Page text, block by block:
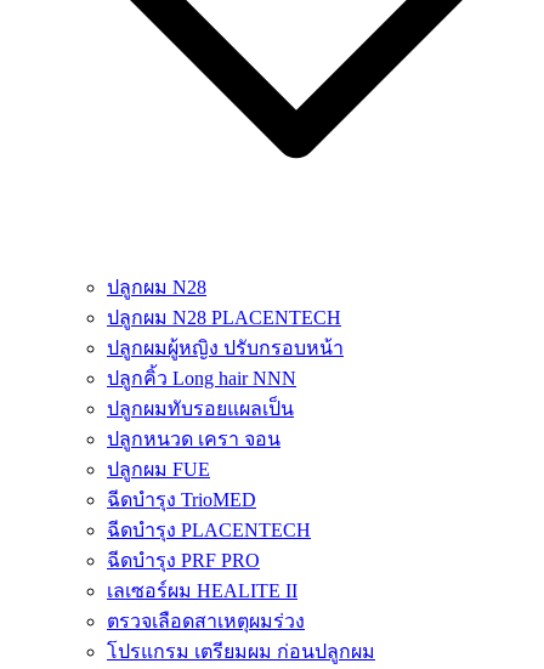
ปลูกผม N28
ปลูกผม N28 PLACENTECH
ปลูกผมผู้หญิง ปรับกรอบหน้า
ปลูกคิ้ว Long hair NNN
ปลูกผมทับรอยแผลเป็น
ปลูกหนวด เครา จอน
ปลูกผม FUE
ฉีดบำรุง TrioMED
ฉีดบำรุง PLACENTECH
ฉีดบำรุง PRF PRO
เลเซอร์ผม HEALITE II
ตรวจเลือดสาเหตุผมร่วง
โปรแกรม เตรียมผม ก่อนปลูกผม